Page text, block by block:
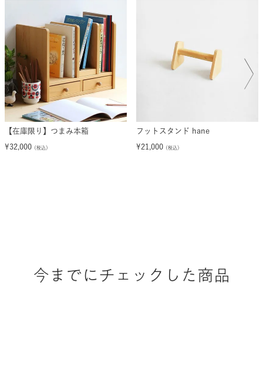
【在庫限り】つまみ本箱
¥32,000 （税込）
フットスタンド hane
¥21,000 （税込）
今までにチェックした商品